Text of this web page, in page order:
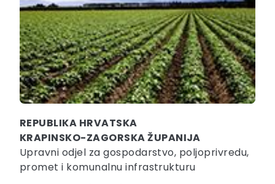
REPUBLIKA HRVATSKA
KRAPINSKO-ZAGORSKA ŽUPANIJA
Upravni odjel za gospodarstvo, poljoprivredu,
promet i komunalnu infrastrukturu